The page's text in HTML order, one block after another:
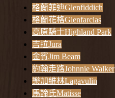
格蘭菲迪Glenfiddich
格蘭花格Glenfarclas
高原騎士Highland Park
吉拉Jura
金賓Jim Beam
約翰走路Johnnie Walker
樂加維林Lagavulin
馬諦氏Matisse